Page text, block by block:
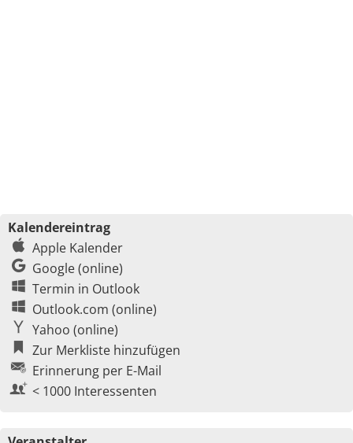
Kalendereintrag
Apple Kalender
Google (online)
Termin in Outlook
Outlook.com (online)
Yahoo (online)
Zur Merkliste hinzufügen
Erinnerung per E-Mail
< 1000 Interessenten